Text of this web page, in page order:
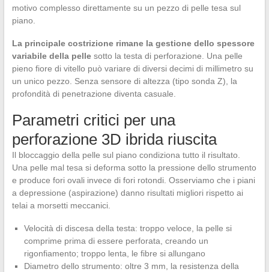
motivo complesso direttamente su un pezzo di pelle tesa sul
piano.
La principale costrizione rimane la gestione dello spessore
variabile della pellesotto la testa di perforazione. Una pelle
pieno fiore di vitello può variare di diversi decimi di millimetro su
un unico pezzo. Senza sensore di altezza (tipo sonda Z), la
profondità di penetrazione diventa casuale.
Parametri critici per una
perforazione 3D ibrida riuscita
Il bloccaggio della pelle sul piano condiziona tutto il risultato.
Una pelle mal tesa si deforma sotto la pressione dello strumento
e produce fori ovali invece di fori rotondi. Osserviamo che i piani
a depressione (aspirazione) danno risultati migliori rispetto ai
telai a morsetti meccanici.
Velocità di discesa della testa: troppo veloce, la pelle si
comprime prima di essere perforata, creando un
rigonfiamento; troppo lenta, le fibre si allungano
Diametro dello strumento: oltre 3 mm, la resistenza della